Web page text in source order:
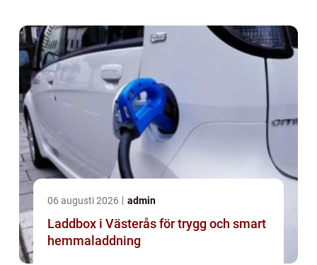
06 augusti 2026 admin
Laddbox i Västerås för trygg och smart
hemmaladdning